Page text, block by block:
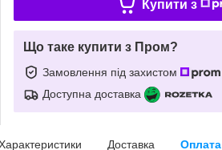
Купити з
Що таке купити з Пром?
Замовлення під захистом
Доступна доставка
Доставка Оплата